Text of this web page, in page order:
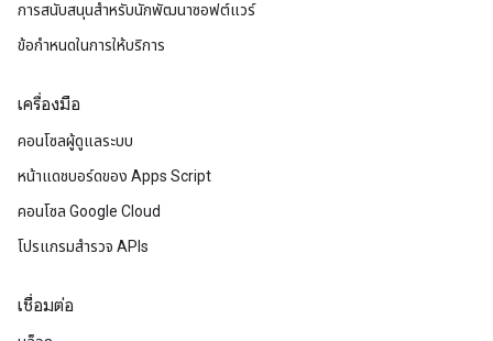
การสนับสนุนสำหรับนักพัฒนาซอฟต์แวร์
ข้อกำหนดในการให้บริการ
เครื่องมือ
คอนโซลผู้ดูแลระบบ
หน้าแดชบอร์ดของ Apps Script
คอนโซล Google Cloud
โปรแกรมสำรวจ APIs
เชื่อมต่อ